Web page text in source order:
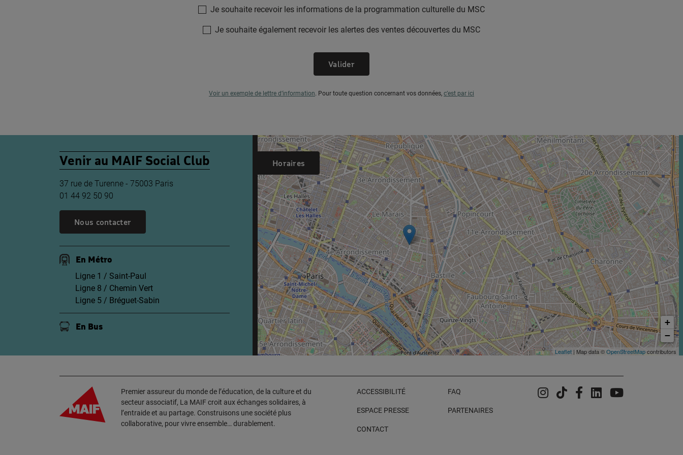
Je souhaite recevoir les informations de la programmation culturelle du MSC
Je souhaite également recevoir les alertes des ventes découvertes du MSC
Valider
Voir un exemple de lettre d’information. Pour toute question concernant vos données, c’est par ici
Venir au MAIF Social Club
37 rue de Turenne - 75003 Paris
01 44 92 50 90
Nous contacter
En Métro
Ligne 1 / Saint-Paul
Ligne 8 / Chemin Vert
Ligne 5 / Bréguet-Sabin
En Bus
Horaires
+
−
Leaflet | Map data ©OpenStreetMapcontributors
Premier assureur du monde de l’éducation, de la culture et du
secteur associatif, La MAIF croit aux échanges solidaires, à
l’entraide et au partage. Construisons une société plus
collaborative, pour vivre ensemble… durablement.
ACCESSIBILITÉ
ESPACE PRESSE
CONTACT
FAQ
PARTENAIRES
Instagram
TiktokFacebook
LinkedinYouTube